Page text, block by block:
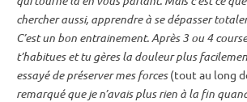
chercher aussi, apprendre à se dépasser
C’est un bon entrainement. Après 3 ou 4
t’habitues et tu gères la douleur plus
essayé de préserver mes forces(tout au long
remarqué que je n’avais plus rien à la fin